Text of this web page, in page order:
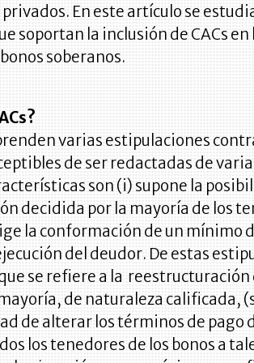
En este artículo se
soportan la inclusión de CACs
soberanos.
varias estipulaciones
de ser redactadas de
son (i) supone la
decidida por la mayoría de los
la conformación de un mínimo
del deudor. De estas
se refiere a la
de naturaleza calificada,
de alterar los términos de pago
los tenedores de los bonos a